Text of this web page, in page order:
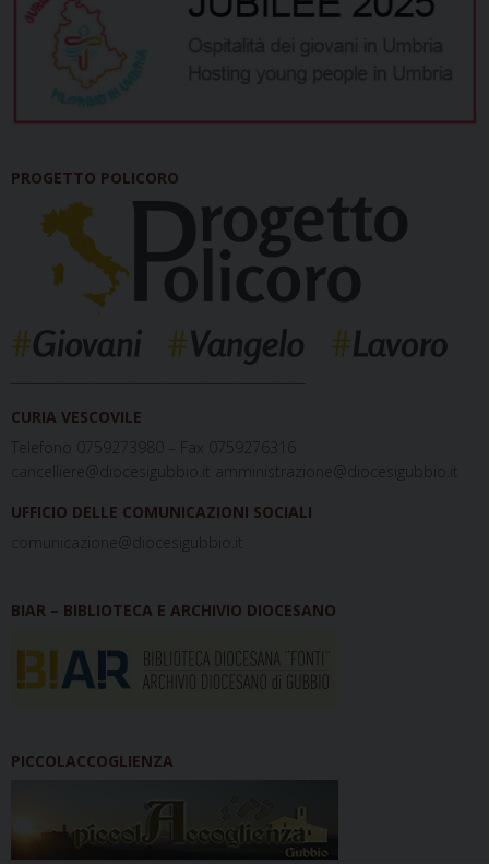
PROGETTO POLICORO
CURIA VESCOVILE
Telefono 0759273980 – Fax 0759276316
cancelliere@diocesigubbio.it amministrazione@diocesigubbio.it
UFFICIO DELLE COMUNICAZIONI SOCIALI
comunicazione@diocesigubbio.it
BIAR – BIBLIOTECA E ARCHIVIO DIOCESANO
PICCOLACCOGLIENZA